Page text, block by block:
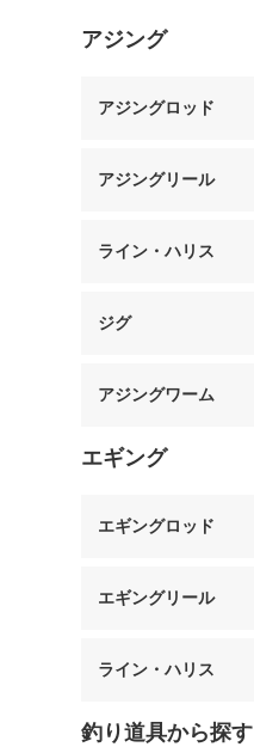
アジング
アジングロッド
アジングリール
ライン・ハリス
ジグ
アジングワーム
エギング
エギングロッド
エギングリール
ライン・ハリス
釣り道具から探す